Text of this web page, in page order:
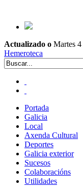
Actualizado o Martes
Hemeroteca
Portada
Galicia
Local
Axenda Cultural
Deportes
Galicia exterior
Sucesos
Colaboracións
Utilidades